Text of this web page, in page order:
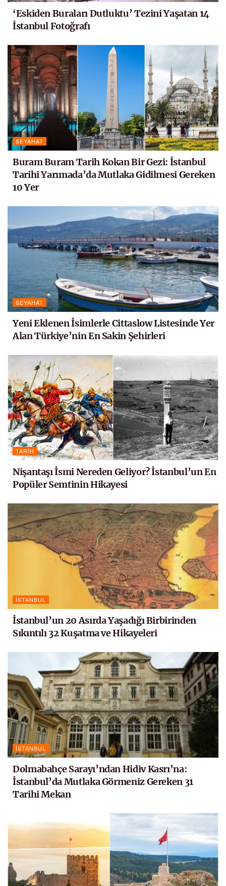
‘Eskiden Buraları Dutluktu’ Tezini Yaşatan 14
İstanbul Fotoğrafı
SEYAHAT
Buram Buram Tarih Kokan Bir Gezi: İstanbul
Tarihi Yarımada’da Mutlaka Gidilmesi Gereken
10 Yer
SEYAHAT
Yeni Eklenen İsimlerle Cittaslow Listesinde Yer
Alan Türkiye’nin En Sakin Şehirleri
TARIH
Nişantaşı İsmi Nereden Geliyor? İstanbul’un En
Popüler Semtinin Hikayesi
İSTANBUL
İstanbul’un 20 Asırda Yaşadığı Birbirinden
Sıkıntılı 32 Kuşatma ve Hikayeleri
İSTANBUL
Dolmabahçe Sarayı’ndan Hidiv Kasrı’na:
İstanbul’da Mutlaka Görmeniz Gereken 31
Tarihi Mekan